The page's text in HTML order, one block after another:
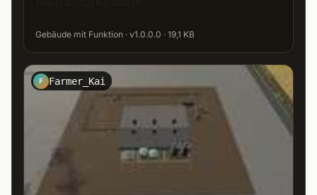
Gebäude mit Funktion · v1.0.0.0 · 19,1 KB
F Farmer_Kai